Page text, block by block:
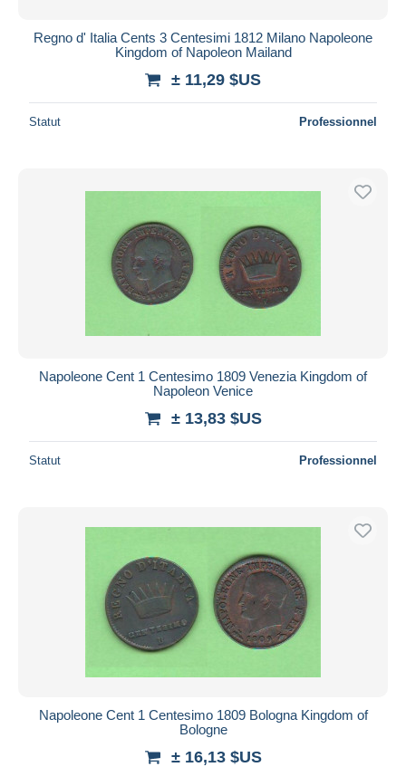
Regno d' Italia Cents 3 Centesimi 1812 Milano Napoleone
Kingdom of Napoleon Mailand
± 11,29 $US
Statut Professionnel
Napoleone Cent 1 Centesimo 1809 Venezia Kingdom of
Napoleon Venice
± 13,83 $US
Statut Professionnel
Napoleone Cent 1 Centesimo 1809 Bologna Kingdom of
Bologne
± 16,13 $US